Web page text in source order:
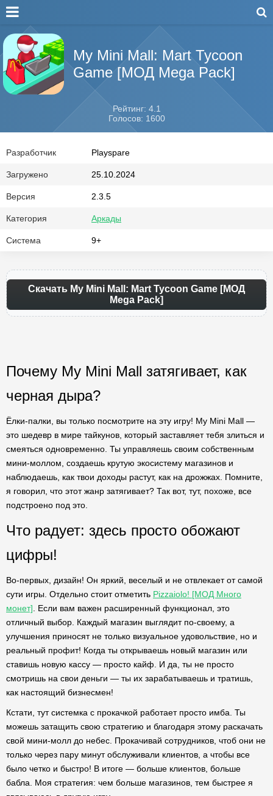
My Mini Mall: Mart Tycoon
Game [МОД Mega Pack]
Рейтинг: 4.1
Голосов: 1600
Разработчик Playspare
Загружено 25.10.2024
Версия 2.3.5
Категория Аркады
Система 9+
Скачать My Mini Mall: Mart Tycoon Game [МОД
Mega Pack]
Почему My Mini Mall затягивает, как
черная дыра?
Ёлки-палки, вы только посмотрите на эту игру! My Mini Mall —
это шедевр в мире тайкунов, который заставляет тебя злиться и
смеяться одновременно. Ты управляешь своим собственным
мини-моллом, создаешь крутую экосистему магазинов и
наблюдаешь, как твои доходы растут, как на дрожжах. Помните,
я говорил, что этот жанр затягивает? Так вот, тут, похоже, все
подстроено под это.
Что радует: здесь просто обожают
цифры!
Во-первых, дизайн! Он яркий, веселый и не отвлекает от самой
сути игры. Отдельно стоит отметить Pizzaiolo! [МОД Много
монет] . Если вам важен расширенный функционал, это
отличный выбор. Каждый магазин выглядит по-своему, а
улучшения приносят не только визуальное удовольствие, но и
реальный профит! Когда ты открываешь новый магазин или
ставишь новую кассу — просто кайф. И да, ты не просто
смотришь на свои деньги — ты их зарабатываешь и тратишь,
как настоящий бизнесмен!
Кстати, тут системка с прокачкой работает просто имба. Ты
можешь затащить свою стратегию и благодаря этому раскачать
свой мини-молл до небес. Прокачивай сотрудников, чтоб они не
только через пару минут обслуживали клиентов, а чтобы все
было четко и быстро! В итоге — больше клиентов, больше
бабла. Моя стратегия: чем больше магазинов, тем быстрее я